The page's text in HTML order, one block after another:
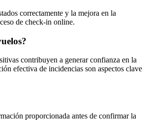
correctamente y la mejora en la
de check-in online.
contribuyen a generar confianza en la
efectiva de incidencias son aspectos clave
proporcionada antes de confirmar la